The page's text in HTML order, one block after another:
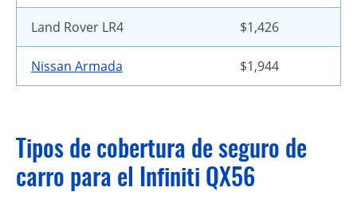
Land Rover LR4 $1,426
Nissan Armada $1,944
Tipos de cobertura de seguro de
carro para el Infiniti QX56